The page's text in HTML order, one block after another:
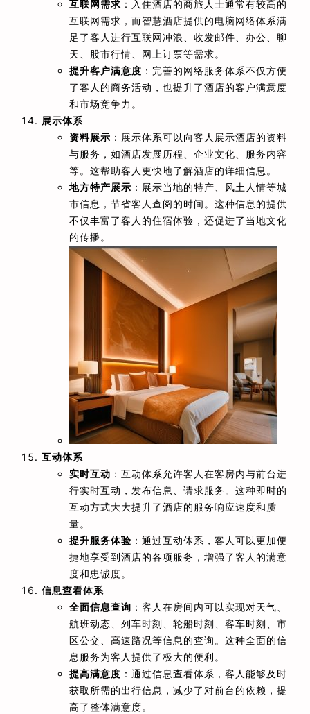
互联网需求 ：入住酒店的商旅人士通常有较高的
互联网需求，而智慧酒店提供的电脑网络体系满
足了客人进行互联网冲浪、收发邮件、办公、聊
天、股市行情、网上订票等需求。
提升客户满意度 ：完善的网络服务体系不仅方便
了客人的商务活动，也提升了酒店的客户满意度
和市场竞争力。
展示体系
资料展示 ：展示体系可以向客人展示酒店的资料
与服务，如酒店发展历程、企业文化、服务内容
等。这帮助客人更快地了解酒店的详细信息。
地方特产展示 ：展示当地的特产、风土人情等城
市信息，节省客人查阅的时间。这种信息的提供
不仅丰富了客人的住宿体验，还促进了当地文化
的传播。
互动体系
实时互动 ：互动体系允许客人在客房内与前台进
行实时互动，发布信息、请求服务。这种即时的
互动方式大大提升了酒店的服务响应速度和质
量。
提升服务体验 ：通过互动体系，客人可以更加便
捷地享受到酒店的各项服务，增强了客人的满意
度和忠诚度。
信息查看体系
全面信息查询 ：客人在房间内可以实现对天气、
航班动态、列车时刻、轮船时刻、客车时刻、市
区公交、高速路况等信息的查询。这种全面的信
息服务为客人提供了极大的便利。
提高满意度 ：通过信息查看体系，客人能够及时
获取所需的出行信息，减少了对前台的依赖，提
高了整体满意度。